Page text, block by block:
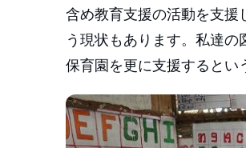
含め教育支援の活動を支援
う現状もあります。私達
保育園を更に支援するとい